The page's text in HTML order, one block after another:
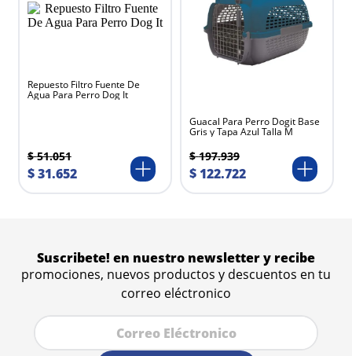
Repuesto Filtro Fuente De
Agua Para Perro Dog It
$ 51.051
$31.652
Guacal Para Perro Dogit Base
Gris y Tapa Azul Talla M
$ 197.939
$122.722
Suscribete! en nuestro newsletter y recibe
promociones, nuevos productos y descuentos en tu
correo eléctronico